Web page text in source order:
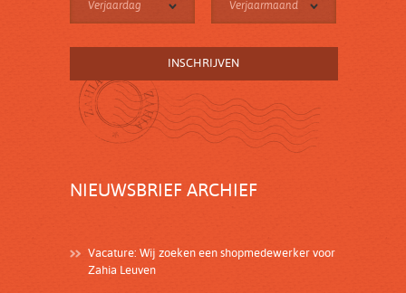
Verjaardag Verjaarmaand
NIEUWSBRIEF ARCHIEF
Vacature: Wij zoeken een shopmedewerker voor
Zahia Leuven